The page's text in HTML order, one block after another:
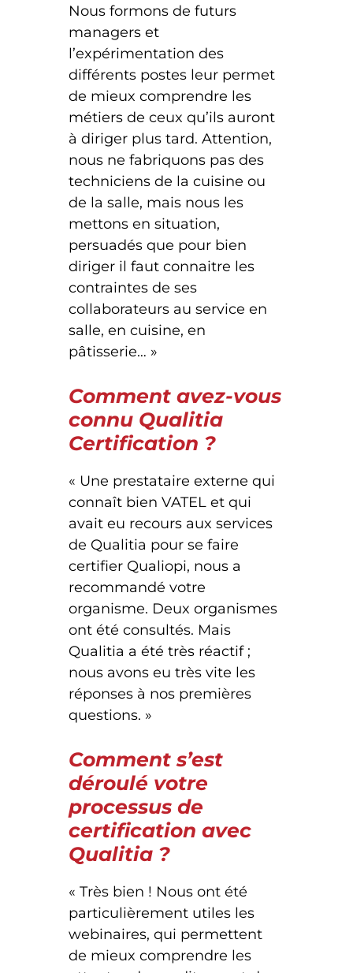
Nous formons de futurs
managers et
l’expérimentation des
différents postes leur permet
de mieux comprendre les
métiers de ceux qu’ils auront
à diriger plus tard. Attention,
nous ne fabriquons pas des
techniciens de la cuisine ou
de la salle, mais nous les
mettons en situation,
persuadés que pour bien
diriger il faut connaitre les
contraintes de ses
collaborateurs au service en
salle, en cuisine, en
pâtisserie… »
Comment avez-vous
connu Qualitia
Certification ?
« Une prestataire externe qui
connaît bien VATEL et qui
avait eu recours aux services
de Qualitia pour se faire
certifier Qualiopi, nous a
recommandé votre
organisme. Deux organismes
ont été consultés. Mais
Qualitia a été très réactif ;
nous avons eu très vite les
réponses à nos premières
questions. »
Comment s’est
déroulé votre
processus de
certification avec
Qualitia ?
« Très bien ! Nous ont été
particulièrement utiles les
webinaires, qui permettent
de mieux comprendre les